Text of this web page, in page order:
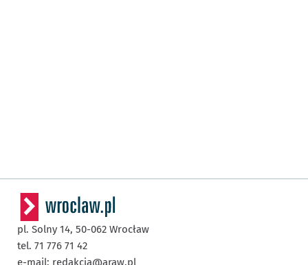
pl. Solny 14, 50-062 Wrocław
tel. 71 776 71 42
e-mail: redakcja@araw.pl